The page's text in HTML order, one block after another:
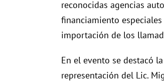
reconocidas agencias
financiamiento
importación de los
En el evento se destacó
representación del Lic.